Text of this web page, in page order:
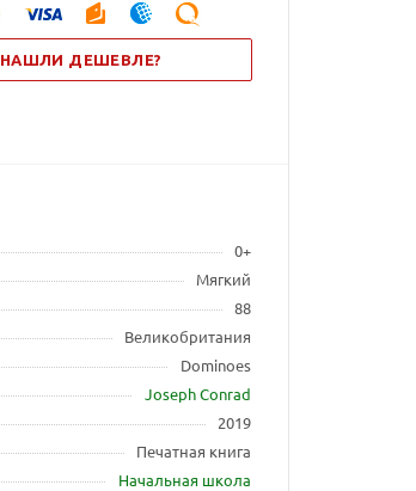
НАШЛИ ДЕШЕВЛЕ?
0+
Мягкий
88
Великобритания
Dominoes
Joseph Conrad
2019
Печатная книга
Начальная школа